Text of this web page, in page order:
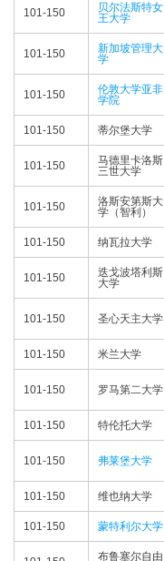
101-150
贝尔法斯特女
王大学
101-150
新加坡管理大
学
101-150
伦敦大学亚非
学院
101-150 蒂尔堡大学
101-150
马德里卡洛斯
三世大学
101-150
洛斯安第斯大
学（智利）
101-150 纳瓦拉大学
101-150
迭戈波塔利斯
大学
101-150 圣心天主大学
101-150 米兰大学
101-150 罗马第二大学
101-150 特伦托大学
101-150 弗莱堡大学
101-150 维也纳大学
101-150 蒙特利尔大学
布鲁塞尔自由